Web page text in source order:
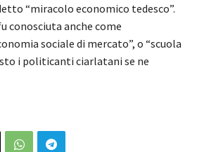
“miracolo economico tedesco”.
conosciuta anche come
sociale di mercato”, o “scuola
i politicanti ciarlatani se ne